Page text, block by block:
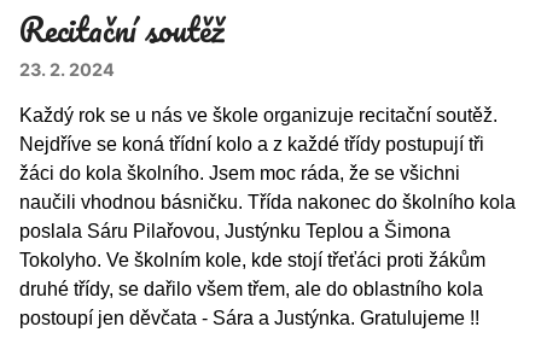
Recitační soutěž
23. 2. 2024
Každý rok se u nás ve škole organizuje recitační soutěž.
Nejdříve se koná třídní kolo a z každé třídy postupují tři
žáci do kola školního. Jsem moc ráda, že se všichni
naučili vhodnou básničku. Třída nakonec do školního kola
poslala Sáru Pilařovou, Justýnku Teplou a Šimona
Tokolyho. Ve školním kole, kde stojí třeťáci proti žákům
druhé třídy, se dařilo všem třem, ale do oblastního kola
postoupí jen děvčata - Sára a Justýnka. Gratulujeme !!